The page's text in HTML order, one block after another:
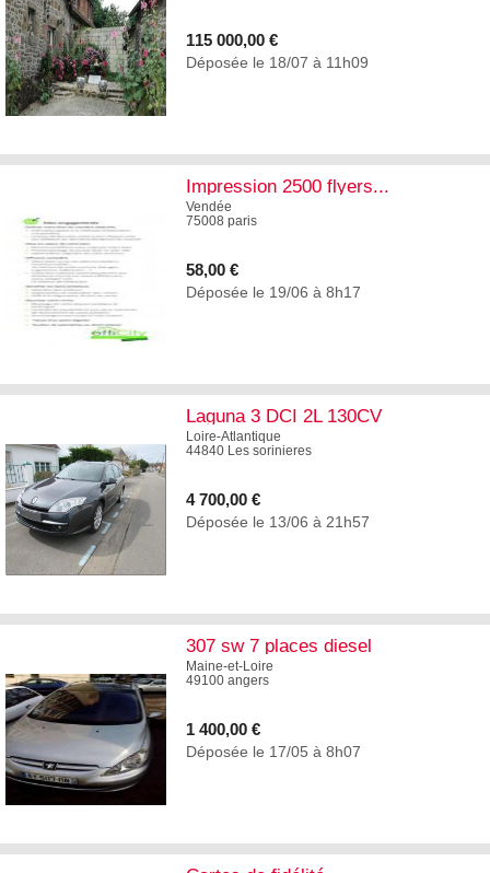
115 000,00 €
Déposée le 18/07 à 11h09
Impression 2500 flyers...
Vendée
75008 paris
58,00 €
Déposée le 19/06 à 8h17
Laguna 3 DCI 2L 130CV
Loire-Atlantique
44840 Les sorinieres
4 700,00 €
Déposée le 13/06 à 21h57
307 sw 7 places diesel
Maine-et-Loire
49100 angers
1 400,00 €
Déposée le 17/05 à 8h07